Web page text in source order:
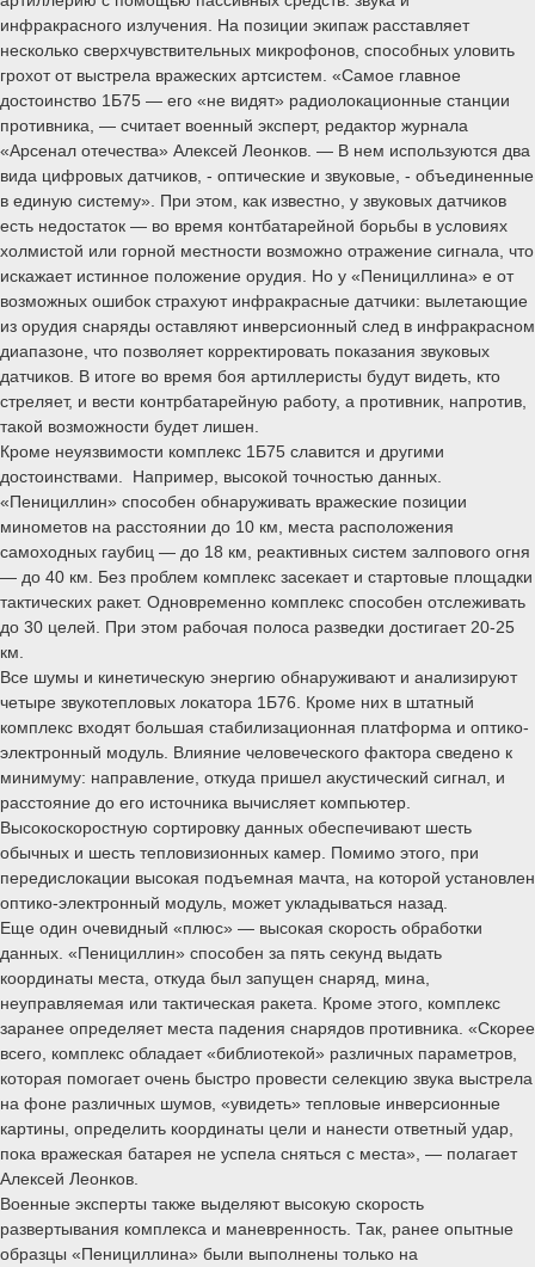
инфракрасного излучения. На позиции экипаж расставляет
несколько сверхчувствительных микрофонов, способных уловить
грохот от выстрела вражеских артсистем. «Самое главное
достоинство 1Б75 — его «не видят» радиолокационные станции
противника, — считает военный эксперт, редактор журнала
«Арсенал отечества» Алексей Леонков. — В нем используются два
вида цифровых датчиков, - оптические и звуковые, - объединенные
в единую систему». При этом, как известно, у звуковых датчиков
есть недостаток — во время контбатарейной борьбы в условиях
холмистой или горной местности возможно отражение сигнала, что
искажает истинное положение орудия. Но у «Пенициллина» е от
возможных ошибок страхуют инфракрасные датчики: вылетающие
из орудия снаряды оставляют инверсионный след в инфракрасном
диапазоне, что позволяет корректировать показания звуковых
датчиков. В итоге во время боя артиллеристы будут видеть, кто
стреляет, и вести контрбатарейную работу, а противник, напротив,
такой возможности будет лишен.
Кроме неуязвимости комплекс 1Б75 славится и другими
достоинствами. Например, высокой точностью данных.
«Пенициллин» способен обнаруживать вражеские позиции
минометов на расстоянии до 10 км, места расположения
самоходных гаубиц — до 18 км, реактивных систем залпового огня
— до 40 км. Без проблем комплекс засекает и стартовые площадки
тактических ракет. Одновременно комплекс способен отслеживать
до 30 целей. При этом рабочая полоса разведки достигает 20-25
км.
Все шумы и кинетическую энергию обнаруживают и анализируют
четыре звукотепловых локатора 1Б76. Кроме них в штатный
комплекс входят большая стабилизационная платформа и оптико-
электронный модуль. Влияние человеческого фактора сведено к
минимуму: направление, откуда пришел акустический сигнал, и
расстояние до его источника вычисляет компьютер.
Высокоскоростную сортировку данных обеспечивают шесть
обычных и шесть тепловизионных камер. Помимо этого, при
передислокации высокая подъемная мачта, на которой установлен
оптико-электронный модуль, может укладываться назад.
Еще один очевидный «плюс» — высокая скорость обработки
данных. «Пенициллин» способен за пять секунд выдать
координаты места, откуда был запущен снаряд, мина,
неуправляемая или тактическая ракета. Кроме этого, комплекс
заранее определяет места падения снарядов противника. «Скорее
всего, комплекс обладает «библиотекой» различных параметров,
которая помогает очень быстро провести селекцию звука выстрела
на фоне различных шумов, «увидеть» тепловые инверсионные
картины, определить координаты цели и нанести ответный удар,
пока вражеская батарея не успела сняться с места», — полагает
Алексей Леонков.
Военные эксперты также выделяют высокую скорость
развертывания комплекса и маневренность. Так, ранее опытные
образцы «Пенициллина» были выполнены только на